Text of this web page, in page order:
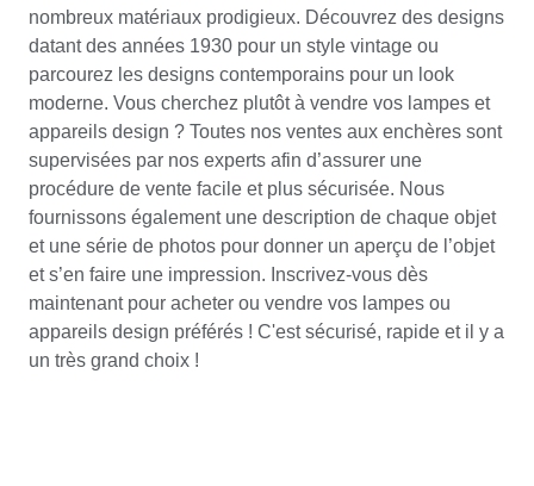
nombreux matériaux prodigieux. Découvrez des designs
datant des années 1930 pour un style vintage ou
parcourez les designs contemporains pour un look
moderne. Vous cherchez plutôt à vendre vos lampes et
appareils design ? Toutes nos ventes aux enchères sont
supervisées par nos experts afin d’assurer une
procédure de vente facile et plus sécurisée. Nous
fournissons également une description de chaque objet
et une série de photos pour donner un aperçu de l’objet
et s’en faire une impression. Inscrivez-vous dès
maintenant pour acheter ou vendre vos lampes ou
appareils design préférés ! C'est sécurisé, rapide et il y a
un très grand choix !